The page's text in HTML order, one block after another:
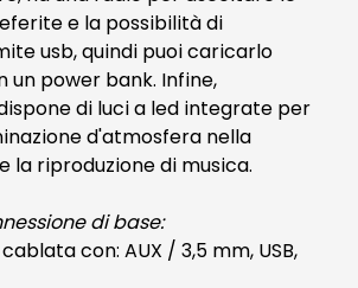
e la possibilità di
usb, quindi puoi caricarlo
un power bank. Infine,
di luci a led integrate per
d'atmosfera nella
la riproduzione di musica.
di base:
con: AUX / 3,5 mm, USB,